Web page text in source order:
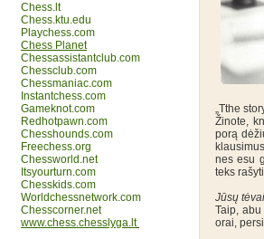
Chess.lt
Chess.ktu.edu
Playchess.com
Chess Planet
Chessassistantclub.com
Chessclub.com
Chessmaniac.com
Instantchess.com
Gameknot.com
Redhotpawn.com
Chesshounds.com
Freechess.org
Chessworld.net
Itsyourturn.com
Chesskids.com
Worldchessnetwork.com
Chesscorner.net
www.chess.chesslyga.lt
„Tthe
Žinote,
porą
nes esu
teks
Jūsų
Taip,
orai,